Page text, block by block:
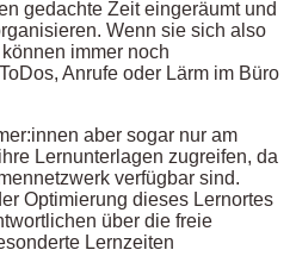
gedachte Zeit eingeräumt und
Wenn sie sich also
immer noch
Anrufe oder Lärm im Büro
aber sogar nur am
Lernunterlagen zugreifen, da
verfügbar sind.
Optimierung dieses Lernortes
über die freie
Lernzeiten